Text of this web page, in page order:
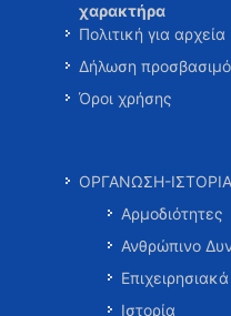
χαρακτήρα
Πολιτική για
Δήλωση
Όροι χρήσης
ΟΡΓΑΝΩΣΗ-ΙΣΤΟΡΙΑ
Αρμοδιότητες
Ανθρώπινο
Ιστορία